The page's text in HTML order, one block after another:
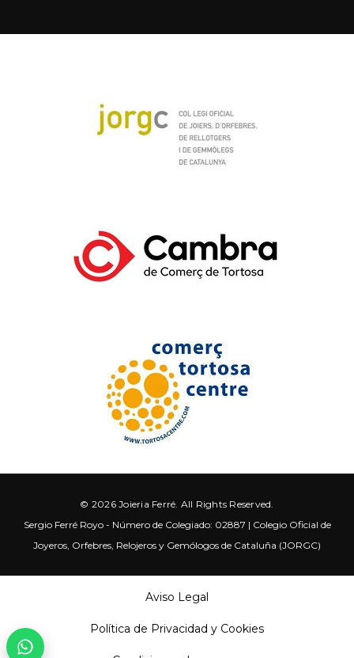
© 2026 Joieria Ferré. All Rights Reserved.
Sergio Ferré Royo - Número de Colegiado: 02887 | Colegio Oficial de
Joyeros, Orfebres, Relojeros y Gemólogos de Cataluña (JORGC)
Aviso Legal
Política de Privacidad y Cookies